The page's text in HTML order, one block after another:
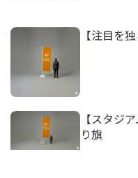
【注目を
【スタジ
り旗